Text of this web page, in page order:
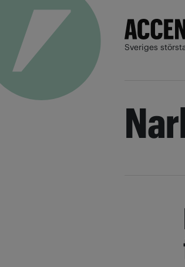
Sveriges